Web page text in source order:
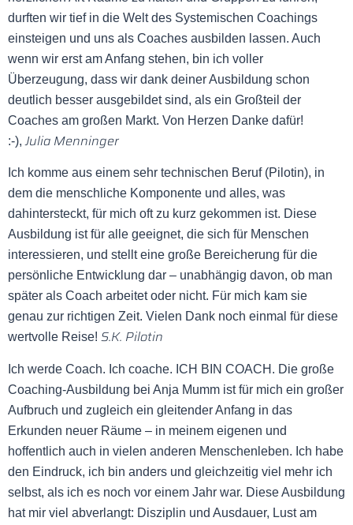
durften wir tief in die Welt des Systemischen Coachings
einsteigen und uns als Coaches ausbilden lassen. Auch
wenn wir erst am Anfang stehen, bin ich voller
Überzeugung, dass wir dank deiner Ausbildung schon
deutlich besser ausgebildet sind, als ein Großteil der
Coaches am großen Markt. Von Herzen Danke dafür!
:-), Julia Menninger
Ich komme aus einem sehr technischen Beruf (Pilotin), in
dem die menschliche Komponente und alles, was
dahintersteckt, für mich oft zu kurz gekommen ist. Diese
Ausbildung ist für alle geeignet, die sich für Menschen
interessieren, und stellt eine große Bereicherung für die
persönliche Entwicklung dar – unabhängig davon, ob man
später als Coach arbeitet oder nicht. Für mich kam sie
genau zur richtigen Zeit. Vielen Dank noch einmal für diese
wertvolle Reise! S.K. Pilotin
Ich werde Coach. Ich coache. ICH BIN COACH. Die große
Coaching-Ausbildung bei Anja Mumm ist für mich ein großer
Aufbruch und zugleich ein gleitender Anfang in das
Erkunden neuer Räume – in meinem eigenen und
hoffentlich auch in vielen anderen Menschenleben. Ich habe
den Eindruck, ich bin anders und gleichzeitig viel mehr ich
selbst, als ich es noch vor einem Jahr war. Diese Ausbildung
hat mir viel abverlangt: Disziplin und Ausdauer, Lust am